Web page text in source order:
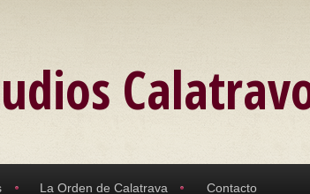
La Orden de Calatrava Contacto